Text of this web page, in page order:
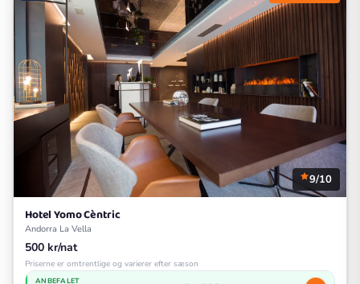
9/10
Hotel Yomo Cèntric
Andorra La Vella
500 kr/nat
Priserne er omtrentlige og varierer efter sæson
ANBEFALET